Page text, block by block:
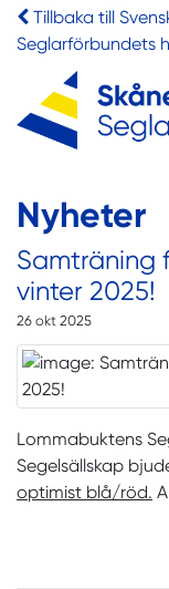
Tillbaka till
Seglarförbundets
Nyheter
Samträning
vinter 2025!
26 okt 2025
Lommabuktens
Segelsällskap
optimist blå/röd.